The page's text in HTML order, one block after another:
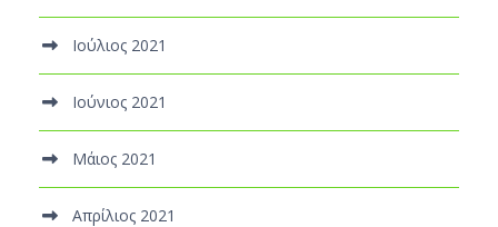
Ιούλιος 2021
Ιούνιος 2021
Μάιος 2021
Απρίλιος 2021